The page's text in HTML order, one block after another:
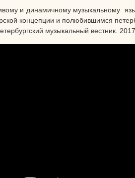
и динамичному музыкальному
концепции и полюбившимся
музыкальный вестник.